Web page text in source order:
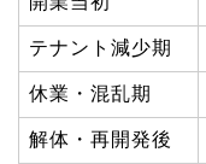
テナント減少期
休業・混乱期
解体・再開発後